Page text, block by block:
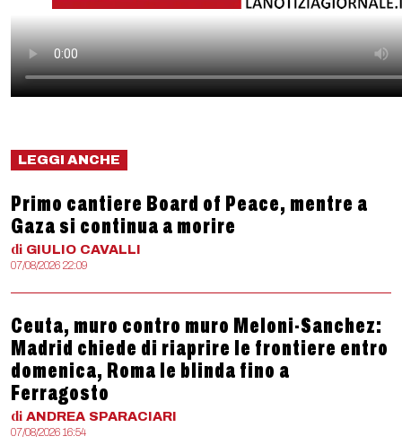
LEGGI ANCHE
Primo cantiere Board of Peace, mentre a
Gaza si continua a morire
di GIULIO CAVALLI
07/08/2026 22:09
Ceuta, muro contro muro Meloni-Sanchez:
Madrid chiede di riaprire le frontiere entro
domenica, Roma le blinda fino a
Ferragosto
di ANDREA SPARACIARI
07/08/2026 16:54